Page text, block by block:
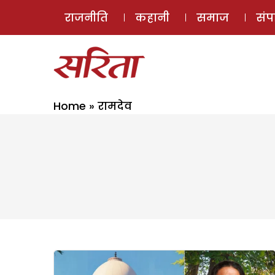
राजनीति कहानी समाज
Home » रामदेव